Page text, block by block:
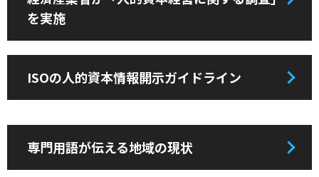
を実施
ISOの人的資本情報開示ガイドライン
専門用語が伝える地域の現状